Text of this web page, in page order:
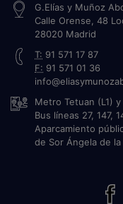
G.Elías y Muñoz
Calle Orense, 48
28020 Madrid
T: 91 571 17 87
F: 91 571 01 36
Metro Tetuan (L1) y
Bus líneas 27, 147,
Aparcamiento
de Sor Ángela de la